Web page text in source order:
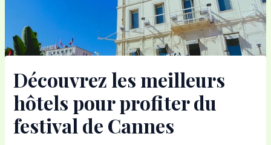
Découvrez les meilleurs
hôtels pour profiter du
festival de Cannes